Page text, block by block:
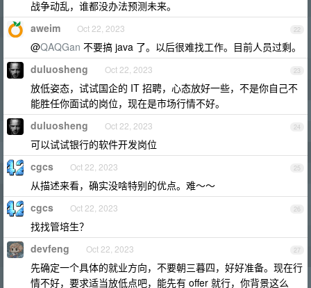
战争动乱，谁都没办法预测未来。
22
aweim Oct 22, 2023
@QAQGan 不要搞 java 了。以后很难找工作。目前人员过剩。
23
duluosheng Oct 22, 2023
放低姿态，试试国企的 IT 招聘，心态放好一些，不是你自己不
能胜任你面试的岗位，现在是市场行情不好。
24
duluosheng Oct 22, 2023
可以试试银行的软件开发岗位
25
cgcs Oct 22, 2023
从描述来看，确实没啥特别的优点。难～～
26
cgcs Oct 22, 2023
找找管培生？
27
devfeng Oct 22, 2023
先确定一个具体的就业方向，不要朝三暮四，好好准备。现在行
情不好，要求适当放低点吧，能先有 offer 就行，你背景这么